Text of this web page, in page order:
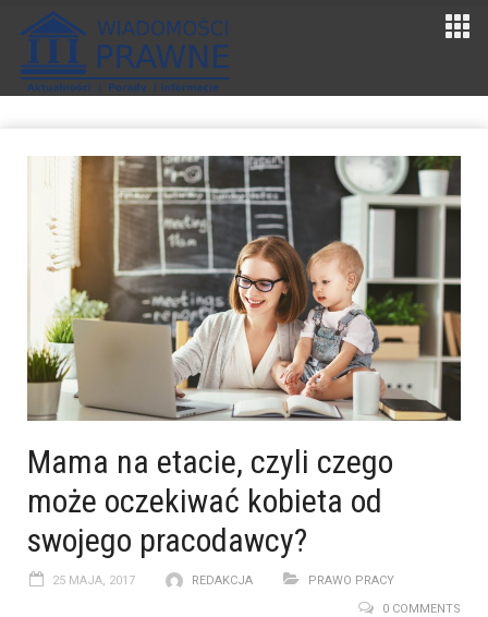
Mama na etacie, czyli czego
może oczekiwać kobieta od
swojego pracodawcy?
25 MAJA, 2017 REDAKCJA
PRAWO PRACY
0 COMMENTS